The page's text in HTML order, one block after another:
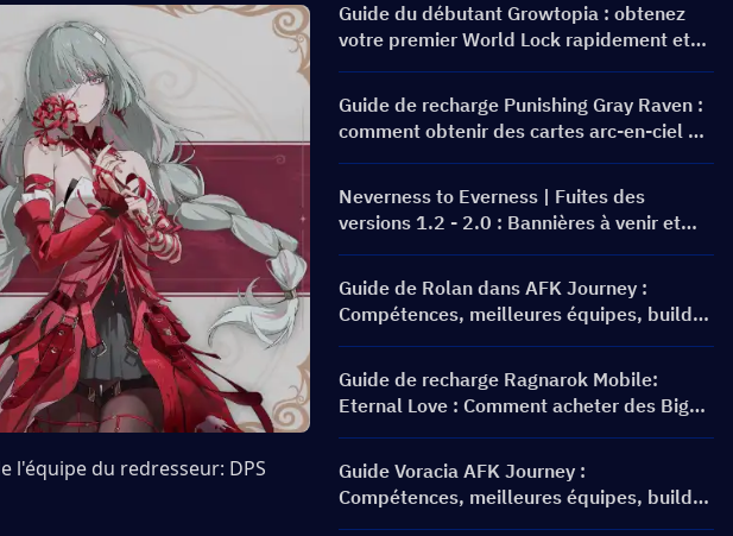
du redresseur: DPS
Guide du débutant Growtopia : obtenez
votre premier World Lock rapidement et
en toute sécurité
Guide de recharge Punishing Gray Raven :
comment obtenir des cartes arc-en-ciel au
meilleur prix ?
Neverness to Everness | Fuites des
versions 1.2 - 2.0 : Bannières à venir et
feuille de route !
Guide de Rolan dans AFK Journey :
Compétences, meilleures équipes, build
et faut-il l'invoquer ?
Guide de recharge Ragnarok Mobile:
Eternal Love : Comment acheter des Big
Cat Coins au meilleur prix ?
Guide Voracia AFK Journey :
Compétences, meilleures équipes, build
et faut-il l'invoquer ?